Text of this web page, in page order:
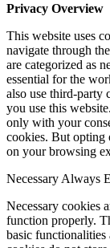
Privacy Overview
This website uses
navigate through
are categorized as
essential for the
also use third-party
you use this
only with your
cookies. But opting
on your browsing
Necessary Always
Necessary cookies
function properly.
basic functionalities